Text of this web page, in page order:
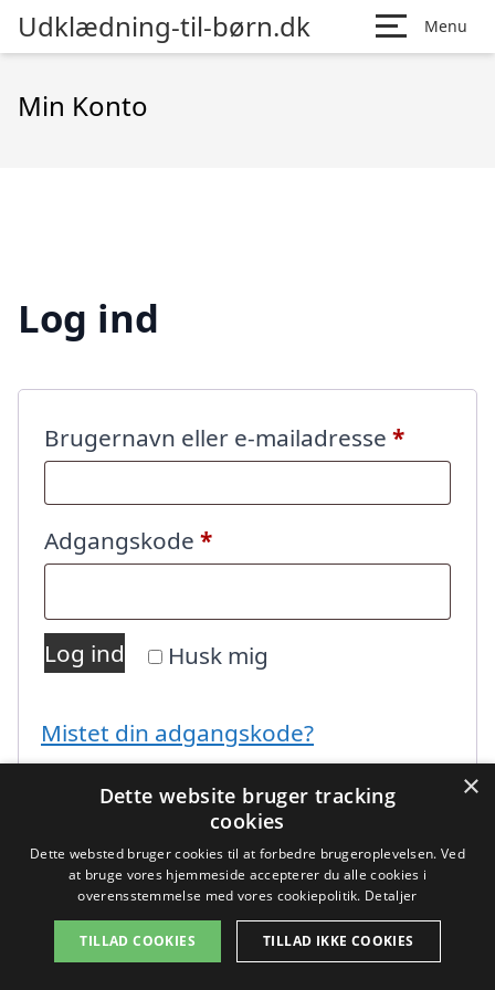
Udklædning-til-børn.dk Menu
Min Konto
Log ind
Brugernavn eller e-mailadresse *
Adgangskode *Påkrævet
Husk mig
Log ind
Mistet din adgangskode?
Copyright 2026 - Pilanto Aps
×
Dette website bruger tracking
cookies
Dette websted bruger cookies til at forbedre brugeroplevelsen. Ved
at bruge vores hjemmeside accepterer du alle cookies i
overensstemmelse med vores cookiepolitik. Detaljer
TILLAD COOKIES TILLAD IKKE COOKIES